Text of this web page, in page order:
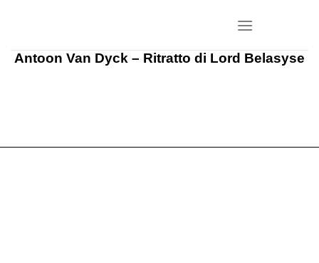
Antoon Van Dyck – Ritratto di Lord Belasyse